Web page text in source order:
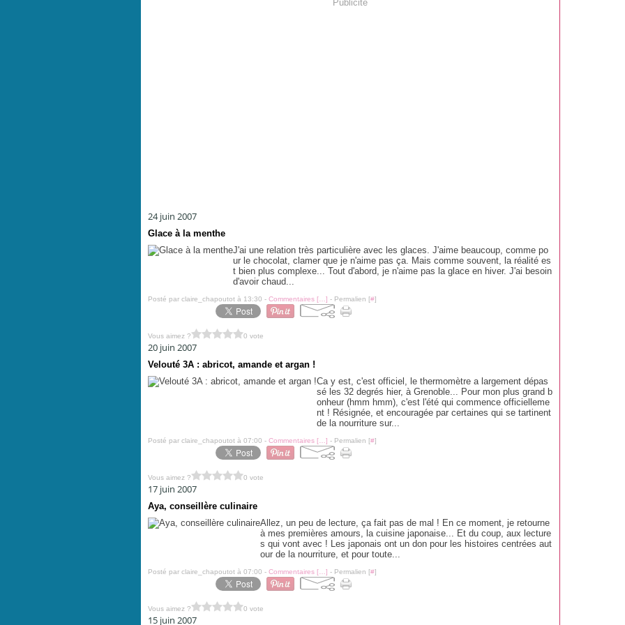
Publicité
24 juin 2007
Glace à la menthe
J'ai une relation très particulière avec les glaces. J'aime beaucoup, comme po
ur le chocolat, clamer que je n'aime pas ça. Mais comme souvent, la réalité es
t bien plus complexe... Tout d'abord, je n'aime pas la glace en hiver. J'ai besoin
d'avoir chaud...
Posté par claire_chapoutot à 13:30 - Commentaires [ ] - Permalien [#]
Vous aimez ? 0 vote
20 juin 2007
Velouté 3A : abricot, amande et argan !
Ca y est, c'est officiel, le thermomètre a largement dépas
sé les 32 degrés hier, à Grenoble... Pour mon plus grand b
onheur (hmm hmm), c'est l'été qui commence officielleme
nt ! Résignée, et encouragée par certaines qui se tartinent
de la nourriture sur...
Posté par claire_chapoutot à 07:00 - Commentaires [ ] - Permalien [#]
Vous aimez ? 0 vote
17 juin 2007
Aya, conseillère culinaire
Allez, un peu de lecture, ça fait pas de mal ! En ce moment, je retourne
à mes premières amours, la cuisine japonaise... Et du coup, aux lecture
s qui vont avec ! Les japonais ont un don pour les histoires centrées aut
our de la nourriture, et pour toute...
Posté par claire_chapoutot à 07:00 - Commentaires [ ] - Permalien [#]
Vous aimez ? 0 vote
15 juin 2007